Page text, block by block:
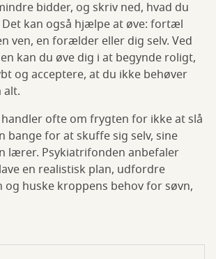
bidder, og skriv ned, hvad du
kan også hjælpe at øve: fortæl
ven, en forælder eller dig selv. Ved
kan du øve dig i at begynde roligt,
og acceptere, at du ikke behøver
alt.
ofte om frygten for ikke at slå
bange for at skuffe sig selv, sine
lærer. Psykiatrifonden anbefaler
en realistisk plan, udfordre
huske kroppens behov for søvn,